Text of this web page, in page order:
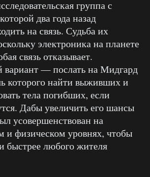
группа с
два года назад
на связь. Судьба их
электроника на планете
связь отказывает.
вариант — послать на Мидгард
которого найти выживших и
тела погибших, если
Дабы увеличить его шансы
усовершенствован на
и физическом уровнях, чтобы
быстрее любого жителя